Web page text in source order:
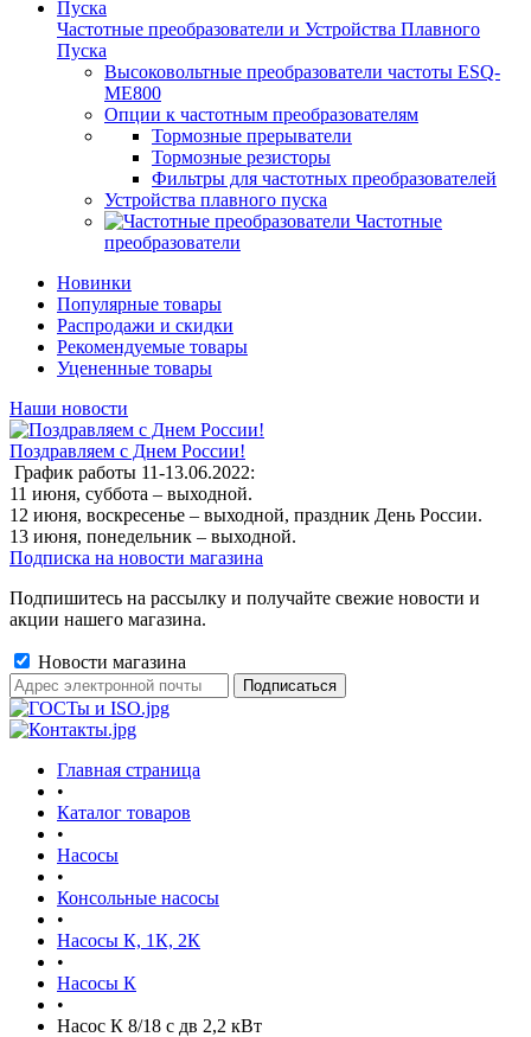
Частотные преобразователи и Устройства Плавного
Пуска
Высоковольтные преобразователи частоты ESQ-
ME800
Опции к частотным преобразователям
Тормозные прерыватели
Тормозные резисторы
Фильтры для частотных преобразователей
Устройства плавного пуска
Частотные
преобразователи
Новинки
Популярные товары
Распродажи и скидки
Рекомендуемые товары
Уцененные товары
Наши новости
Поздравляем с Днем России!
График работы 11-13.06.2022:
11 июня, суббота – выходной.
12 июня, воскресенье – выходной, праздник День России.
13 июня, понедельник – выходной.
Подписка на новости магазина
Подпишитесь на рассылку и получайте свежие новости и
акции нашего магазина.
Новости магазина
Главная страница
•
Каталог товаров
•
Насосы
•
Консольные насосы
•
Насосы К, 1К, 2К
•
Насосы К
•
Насос К 8/18 с дв 2,2 кВт